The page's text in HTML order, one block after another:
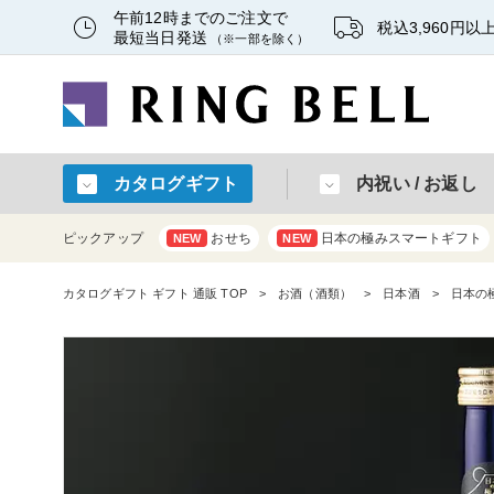
午前12時までのご注文で
最短当日発送
（※一部を除く）
税込3,960円以
カタログギフト 内祝い / お返し
ピックアップ NEW おせち NEW 日本の極みスマートギフト
カタログギフト ギフト 通販 TOP お酒（酒類） 日本酒 日本